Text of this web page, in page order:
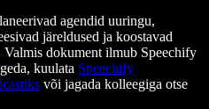
agendid uuringu,
järeldused ja koostavad
dokument ilmub Speechify
kuulata Speechify
või jagada kolleegiga otse